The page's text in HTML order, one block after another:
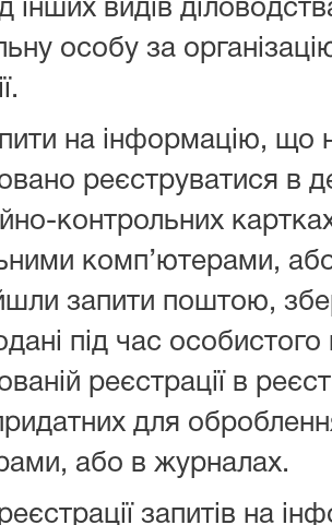
інших видів
особу за
на інформацію, що
реєструватися в
контрольних
комп’ютерами,
запити поштою,
під час
реєстрації в
для
або в журналах.
запитів на